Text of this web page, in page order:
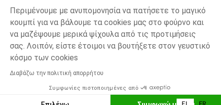
Περιμένουμε με ανυπομονησία να πατήσετε το μαγικό
κουμπί για να βάλουμε τα cookies μας στο φούρνο και
να μαζέψουμε μερικά ψίχουλα από τις προτιμήσεις
σας. Λοιπόν, είστε έτοιμοι να βουτήξετε στον γευστικό
κόσμο των cookies
Διαβάζω την πολιτική απορρήτου
Συμφωνίες πιστοποιημένες από
Ροζ
3
Δυνατότητα πληρωμής με
ΠΡΟΣΘΉΚΗ ΣΤΟ ΚΑΛΆΘΙ
*Εμπορικες προσφορες
Προσωπικά δεδομένα
Διαχείρηση των cookies
Προσβασιμότητα: μη συμμορφούμενη
H Orchestra συμμετέχει στον κωδικά δεοντολογίας και στο σύστημα
μεσολάβησης της Γαλλικής Ομοσπονδίας Ηλεκτρονικού Εμπορίου.